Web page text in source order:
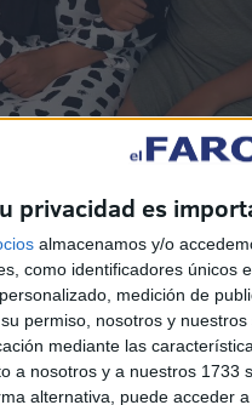
privacidad es
almacenamos y/o
como identificadores únicos
medición de
permiso, nosotros y
mediante las
a nosotros y a nuestros 1733
alternativa, puede acceder
casa”, dice mientras
para reunir el dinero